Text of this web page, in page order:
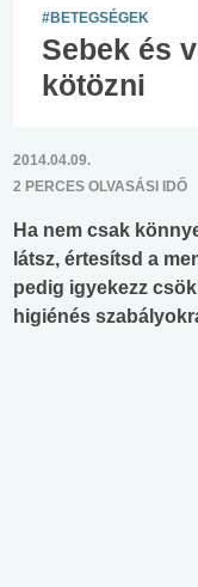
#BETEGSÉGEK
Sebek és
kötözni
2014.04.09.
2 PERCES OLVASÁSI IDŐ
Ha nem csak
látsz, értesítsd a
pedig igyekezz
higiénés